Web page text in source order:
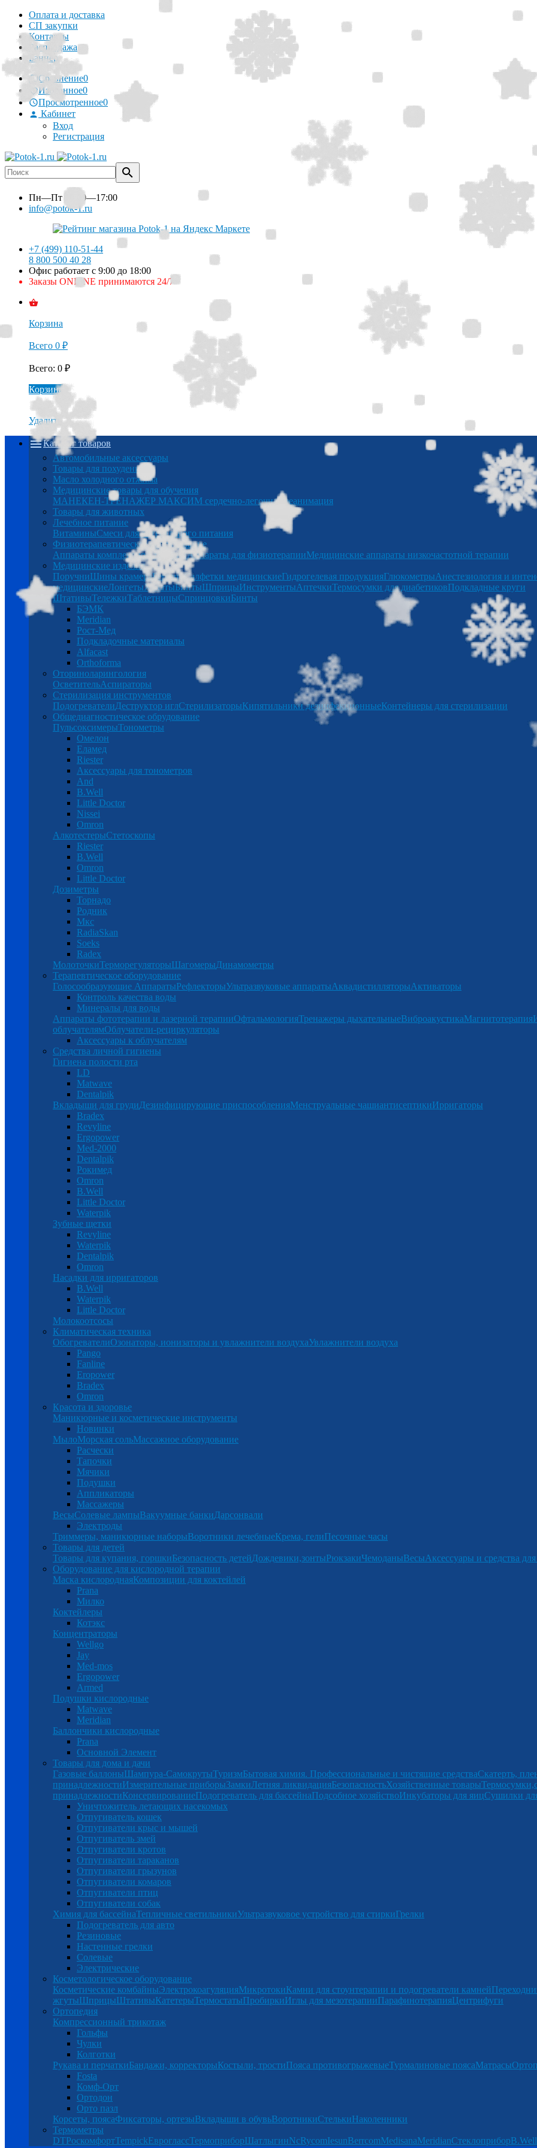
Оплата и доставка
СП закупки
Контакты
Распродажа
Баннер
Сравнение0
Избранное0
Просмотренное0
Кабинет
Вход
Регистрация
Пн—Пт 10:00—17:00
info@potok-1.ru
+7 (499) 110-51-44
8 800 500 40 28
Офис работает с 9:00 до 18:00
Заказы ONLINE принимаются 24/7
Корзина
Всего 0 ₽
Всего: 0 ₽
Корзина
Удалить
Каталог товаров
Автомобильные аксессуары
Товары для похудения
Масло холодного отжима
Медицинские товары для обучения
МАНЕКЕН-ТРЕНАЖЕР МАКСИМ сердечно-легочная реанимация
Товары для животных
Лечебное питание
ВитаминыСмеси для энтерального питания
Физиотерапевтическое оборудование
Аппараты комплексной терапииАппараты для физиотерапииМедицинские аппараты низкочастотной терапии
Медицинские изделия
ПоручниШины крамераБерушиСалфетки медицинскиеГидрогелевая продукцияГлюкометрыАнестезиология и
медицинскиеЛонгетыХалатыБинтыШприцыИнструментыАптечкиТермосумки для диабетиковПодкладные круги
ШтативыТележкиТаблетницыСпринцовкиБинты
БЭМК
Meridian
Рост-Мед
Подкладочные материалы
Alfacast
Orthoforma
Оториноларингология
ОсветительАспираторы
Стерилизация инструментов
ПодогревателиДеструктор иглСтерилизаторыКипятильники дезинфекционныеКонтейнеры для стерилизации
Общедиагностическое обрудование
ПульсоксимерыТонометры
Омелон
Еламед
Riester
Аксессуары для тонометров
And
B.Well
Little Doctor
Nissei
Omron
АлкотестерыСтетоскопы
Riester
B.Well
Omron
Little Doctor
Дозиметры
Торнадо
Родник
Мкс
RadiaSkan
Soeks
Radex
МолоточкиТерморегуляторыШагомерыДинамометры
Терапевтическое оборудование
Голосообразующие АппаратыРефлекторыУльтразвуковые аппаратыАквадистилляторыАктиваторы
Контроль качества воды
Минералы для воды
Аппараты фототерапии и лазерной терапииОфтальмологияТренажеры дыхательныеВиброакустикаМагнитотерапия
облучателямОблучатели-рециркуляторы
Аксессуары к облучателям
Средства личной гигиены
Гигиена полости рта
LD
Matwave
Dentalpik
Вкладыши для грудиДезинфицирующие приспособленияМенструальные чашиантисептикиИрригаторы
Bradex
Revyline
Ergopower
Med-2000
Dentalpik
Рокимед
Omron
B.Well
Little Doctor
Waterpik
Зубные щетки
Revyline
Waterpik
Dentalpik
Omron
Насадки для ирригаторов
B.Well
Waterpik
Little Doctor
Молокоотсосы
Климатическая техника
ОбогревателиОзонаторы, ионизаторы и увлажнители воздухаУвлажнители воздуха
Pango
Fanline
Eropower
Bradex
Omron
Красота и здоровье
Маникюрные и косметические инструменты
Новинки
МылоМорская сольМассажное оборудование
Расчески
Тапочки
Мячики
Подушки
Аппликаторы
Массажеры
ВесыСолевые лампыВакуумные банкиДарсонвали
Электроды
Триммеры, маникюрные наборыВоротники лечебныеКрема, гелиПесочные часы
Товары для детей
Товары для купания, горшкиБезопасность детейДождевики,зонтыРюкзакиЧемоданыВесыАксессуары и средства
Оборудование для кислородной терапии
Маска кислороднаяКомпозиции для коктейлей
Prana
Милко
Коктейлеры
Котэкс
Концентраторы
Wellgo
Jay
Med-mos
Ergopower
Armed
Подушки кислородные
Matwave
Meridian
Баллончики кислородные
Prana
Основной Элемент
Товары для дома и дачи
Газовые баллоныШампура-СамокрутыТуризмБытовая химия. Профессиональные и чистящие средстваСкатерть,
принадлежностиИзмерительные приборыЗамкиЛетняя ликвидацияБезопасностьХозяйственные товары
принадлежностиКонсервированиеПодогреватель для бассейнаПодсобное хозяйствоИнкубаторы для яицСушилки
Уничтожитель летающих насекомых
Отпугиватель кошек
Отпугиватели крыс и мышей
Отпугиватель змей
Отпугиватели кротов
Отпугиватели тараканов
Отпугиватели грызунов
Отпугиватели комаров
Отпугиватели птиц
Отпугиватели собак
Химия для бассейнаТепличные светильникиУльтразвуковое устройство для стиркиГрелки
Подогреватель для авто
Резиновые
Настенные грелки
Солевые
Электрические
Косметологическое оборудование
Косметические комбайныЭлектрокоагуляцияМикротокиКамни для стоунтерапии и подогреватели камней
жгутыШприцыШтативыКатетерыТермостатыПробиркиИглы для мезотерапииПарафинотерапияЦентрифуги
Ортопедия
Компрессионный трикотаж
Гольфы
Чулки
Колготки
Рукава и перчаткиБандажи, корректорыКостыли, тростиПояса противогрыжевыеТурмалиновые поясаМатрасы
Fosta
Комф-Орт
Ортодон
Орто пазл
Корсеты, поясаФиксаторы, ортезыВкладыши в обувьВоротникиСтелькиНаколенники
Термометры
DTРоскомфортTempickЕвроглассТермоприборШатлыгинNcRycomIesunBerrcomMedisanaMeridianСтеклоприборB.Well